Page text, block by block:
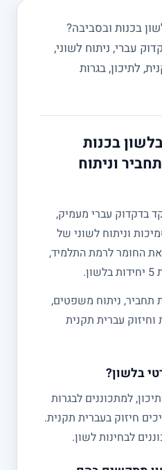
בכנות ובסביבה?
עברי, ניתוח לשוני,
לתיכון, בגרות
בכנות
וניתוח
בדקדוק עברי מעמיק,
וניתוח לשוני של
החומר לרמת התלמיד,
תחביר, ניתוח משפטים,
עברית תקנית
בלשון?
למתכוננים לבגרות
חיזוק בעברית תקנית.
לבחינות לשון.